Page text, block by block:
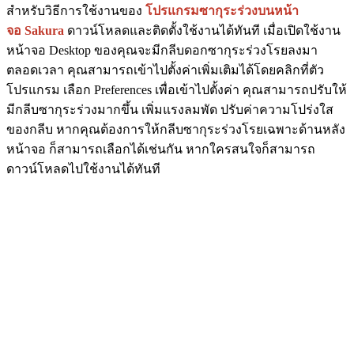
สำหรับวิธีการใช้งานของ โปรแกรมซากุระร่วงบนหน้า
จอ Sakura ดาวน์โหลดและติดตั้งใช้งานได้ทันที เมื่อเปิดใช้งาน
หน้าจอ Desktop ของคุณจะมีกลีบดอกซากุระร่วงโรยลงมา
ตลอดเวลา คุณสามารถเข้าไปตั้งค่าเพิ่มเติมได้โดยคลิกที่ตัว
โปรแกรม เลือก Preferences เพื่อเข้าไปตั้งค่า คุณสามารถปรับให้
มีกลีบซากุระร่วงมากขึ้น เพิ่มแรงลมพัด ปรับค่าความโปร่งใส
ของกลีบ หากคุณต้องการให้กลีบซากุระร่วงโรยเฉพาะด้านหลัง
หน้าจอ ก็สามารถเลือกได้เช่นกัน หากใครสนใจก็สามารถ
ดาวน์โหลดไปใช้งานได้ทันที